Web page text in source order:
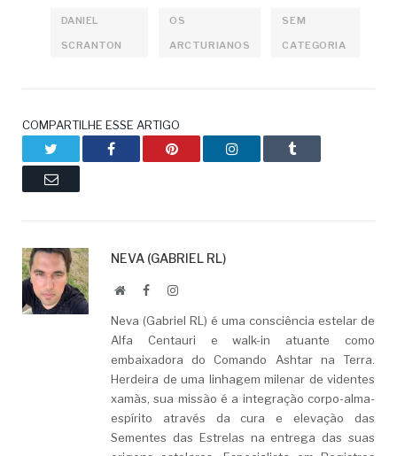
DANIEL
SCRANTON
OS
ARCTURIANOS
SEM
CATEGORIA
COMPARTILHE ESSE ARTIGO
Facebook Pinterest LinkedIn Tumblr
Email
NEVA (GABRIEL RL)
WebsiteFacebookLinkedIn
Neva (Gabriel RL) é uma consciência estelar de
Alfa Centauri e walk-in atuante como
embaixadora do Comando Ashtar na Terra.
Herdeira de uma linhagem milenar de videntes
xamãs, sua missão é a integração corpo-alma-
espírito através da cura e elevação das
Sementes das Estrelas na entrega das suas